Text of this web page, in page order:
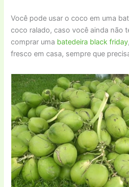
Você pode usar o coco em uma
coco ralado, caso você ainda não
comprar uma batedeira black friday
fresco em casa, sempre que